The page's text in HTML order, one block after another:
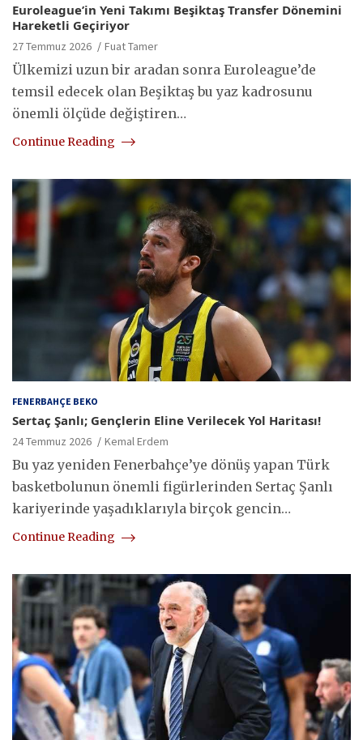
Euroleague’in Yeni Takımı Beşiktaş Transfer Dönemini
Hareketli Geçiriyor
27 Temmuz 2026 Fuat Tamer
Ülkemizi uzun bir aradan sonra Euroleague’de
temsil edecek olan Beşiktaş bu yaz kadrosunu
önemli ölçüde değiştiren…
Continue Reading
FENERBAHÇE BEKO
Sertaç Şanlı; Gençlerin Eline Verilecek Yol Haritası!
24 Temmuz 2026 Kemal Erdem
Bu yaz yeniden Fenerbahçe’ye dönüş yapan Türk
basketbolunun önemli figürlerinden Sertaç Şanlı
kariyerinde yaşadıklarıyla birçok gencin…
Continue Reading